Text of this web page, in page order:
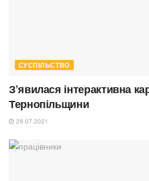
СУСПІЛЬСТВО
З’явилася інтерактивна
Тернопільщини
29.07.2021